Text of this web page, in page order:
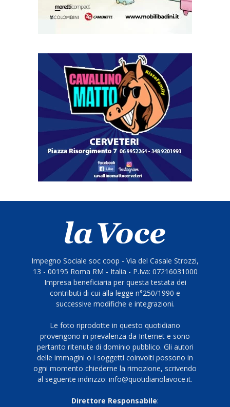
Impegno Sociale soc coop - Via del Casale Strozzi,
13 - 00195 Roma RM - Italia - P.Iva: 07216031000
Impresa beneficiaria per questa testata dei
contributi di cui alla legge n°250/1990 e
successive modifiche e integrazioni.
Le foto riprodotte in questo quotidiano
provengono in prevalenza da Internet e sono
pertanto ritenute di dominio pubblico. Gli autori
delle immagini o i soggetti coinvolti possono in
ogni momento chiederne la rimozione, scrivendo
al seguente indirizzo: info@quotidianolavoce.it.
Direttore Responsabile: